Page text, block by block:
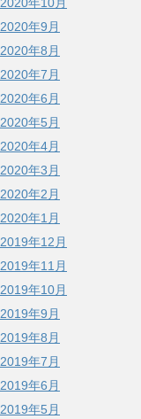
2020年9月
2020年8月
2020年7月
2020年6月
2020年5月
2020年4月
2020年3月
2020年2月
2020年1月
2019年12月
2019年11月
2019年10月
2019年9月
2019年8月
2019年7月
2019年6月
2019年5月